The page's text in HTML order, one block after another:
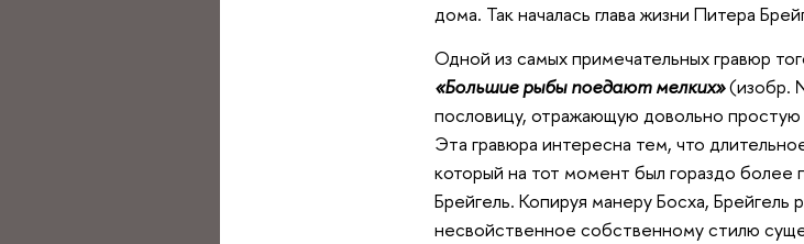
дома. Так началась глава жизни Питера
Одной из самых примечательных гравюр
«Большие рыбы поедают мелких»(изобр.
пословицу, отражающую довольно
Эта гравюра интересна тем, что
который на тот момент был гораздо
Брейгель. Копируя манеру Босха,
несвойственное собственному стилю